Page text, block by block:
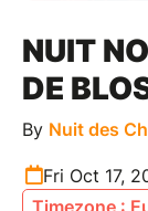
NUIT
DE
By Nuit des
Fri Oct 17,
Timezone :